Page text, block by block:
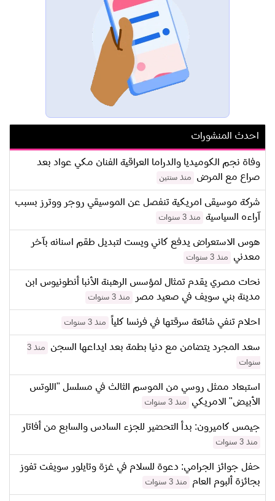
احدث المنشورات
وفاة نجم الكوميديا والدراما العراقية الفنان مكي عواد بعد
صراع مع المرض
منذ سنتين
شركة موسيقى امريكية تنفصل عن الموسيقي روجر ووترز بسبب
آراءه السياسية
منذ 3 سنوات
هوس الاستعراض يدفع كاني ويست لتبديل طقم اسنانه بآخر
معدني
منذ 3 سنوات
نحات مصري يقدم تمثال لمؤسس الرهبنة الأنبا أنطونيوس ابن
مدينة بني سويف في صعيد مصر
منذ 3 سنوات
احلام تنفي شائعة سرقتها في فرنسا كلياً منذ 3 سنوات
سعد المجرد يتضامن مع دنيا بطمة بعد ايداعها السجن
منذ 3
سنوات
استبعاد ممثل روسي من الموسم الثالث في مسلسل "اللوتس
الأبيض" الامريكي
منذ 3 سنوات
جيمس كاميرون: بدأ التحضير للجزء السادس والسابع من أفاتار
منذ 3 سنوات
حفل جوائز الجرامي: دعوة للسلام في غزة وتايلور سويفت تفوز
بجائزة ألبوم العام
منذ 3 سنوات